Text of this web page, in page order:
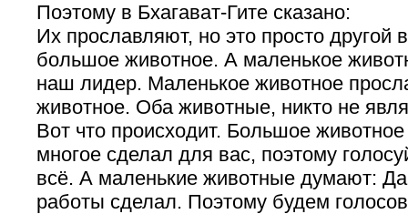
Поэтому в Бхагават-Гите сказано:
Их прославляют, но это просто другой
большое животное. А маленькое
наш лидер. Маленькое животное
животное. Оба животные, никто не
Вот что происходит. Большое
многое сделал для вас, поэтому
всё. А маленькие животные думают:
работы сделал. Поэтому будем